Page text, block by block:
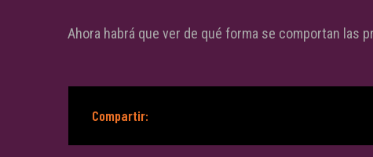
Ahora habrá que ver de qué forma se comportan las
Compartir: